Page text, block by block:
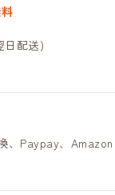
日配送)
、Paypay、